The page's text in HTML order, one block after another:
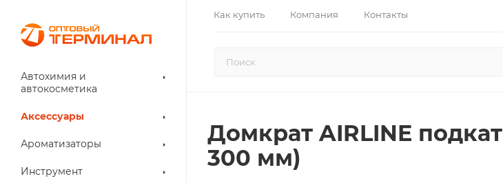
Как купить Компания Контакты
Автохимия и
автокосметика
Аксессуары
Ароматизаторы
Инструмент
Домкрат AIRLINE
300 мм)